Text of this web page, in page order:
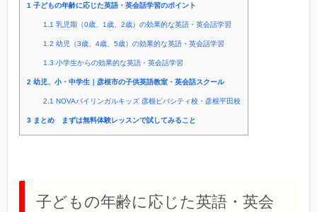
1 子どもの年齢に応じた英語・英会話学習のポイント
1.1 乳児期（0歳、1歳、2歳）の効果的な英語・英会話学習
1.2 幼児（3歳、4歳、5歳）の効果的な英語・英会話学習
1.3 小学生からの効果的な英語・英会話学習
2 幼児、小・中学生｜彦根市の子供英語教室・英会話スクール
2.1 NOVAバイリンガルキッズ 彦根ビバシティ校・彦根平田校
3 まとめ まずは無料体験レッスンで試してみること
子どもの年齢に応じた英語・英会